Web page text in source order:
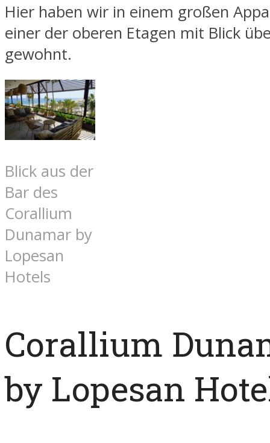
Hier haben wir in einem großen
einer der oberen Etagen mit Blick
gewohnt.
Blick aus der
Bar des
Corallium
Dunamar by
Lopesan
Hotels
Corallium
by Lopesan